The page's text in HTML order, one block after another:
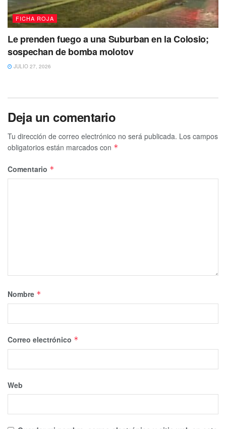
FICHA ROJA
Le prenden fuego a una Suburban en la Colosio;
sospechan de bomba molotov
JULIO 27, 2026
Deja un comentario
Tu dirección de correo electrónico no será publicada. Los campos
obligatorios están marcados con *
Comentario *
Nombre *
Correo electrónico *
Web